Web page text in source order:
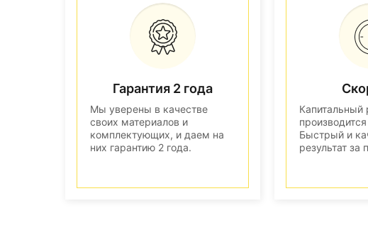
Гарантия 2 года
Мы уверены в качестве
своих материалов и
комплектующих, и даем на
них гарантию 2 года.
Быстрый и
результат за